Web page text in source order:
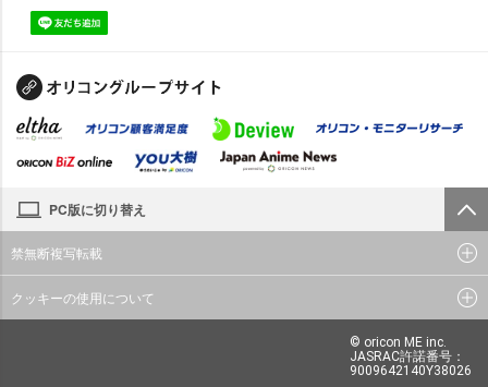
PC版に切り替え
禁無断複写転載
クッキーの使用について
© oricon ME inc.
JASRAC許諾番号：
9009642140Y38026